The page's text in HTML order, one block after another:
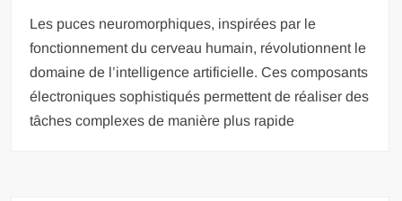
Les puces neuromorphiques, inspirées par le
fonctionnement du cerveau humain, révolutionnent le
domaine de l’intelligence artificielle. Ces composants
électroniques sophistiqués permettent de réaliser des
tâches complexes de manière plus rapide